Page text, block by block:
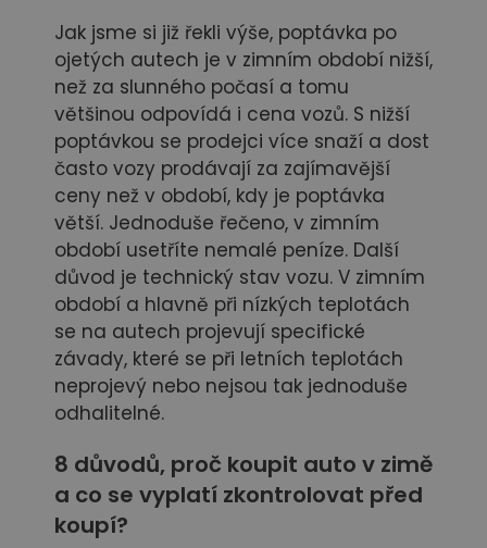
Jak jsme si již řekli výše, poptávka po
ojetých autech je v zimním období nižší,
než za slunného počasí a tomu
většinou odpovídá i cena vozů. S nižší
poptávkou se prodejci více snaží a dost
často vozy prodávají za zajímavější
ceny než v období, kdy je poptávka
větší. Jednoduše řečeno, v zimním
období usetříte nemalé peníze. Další
důvod je technický stav vozu. V zimním
období a hlavně při nízkých teplotách
se na autech projevují specifické
závady, které se při letních teplotách
neprojevý nebo nejsou tak jednoduše
odhalitelné.
8 důvodů, proč koupit auto v zimě
a co se vyplatí zkontrolovat před
koupí?